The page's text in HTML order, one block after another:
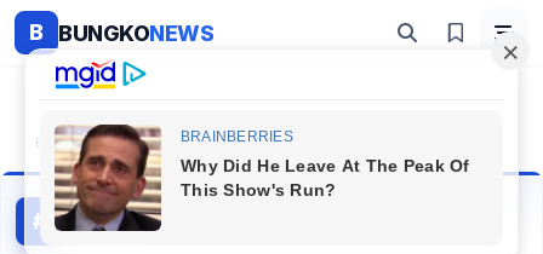
B BUNGKONEWS
Beranda #Perangkat Desa Termasuk Pegawai Apa
#
Perangkat Desa Termasuk Pegawai Apa
1 artikel